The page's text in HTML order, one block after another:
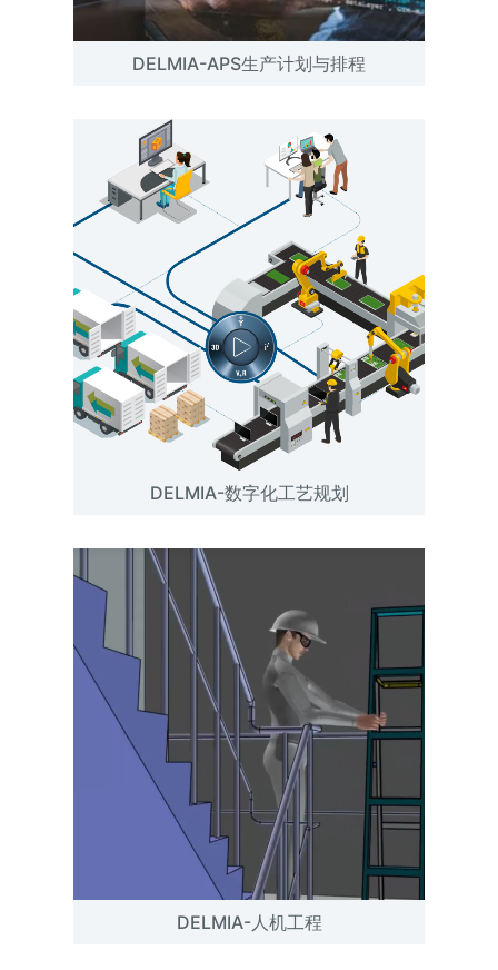
DELMIA-APS生产计划与排程
DELMIA-数字化工艺规划
DELMIA-人机工程